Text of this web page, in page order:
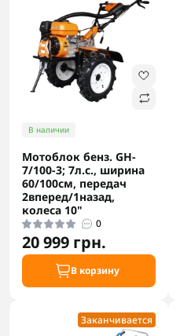
В наличии
Мотоблок бенз. GH-
7/100-3; 7л.с., ширина
60/100см, передач
2вперед/1назад,
колеса 10"
0
20 999 грн.
В корзину
Заканчивается